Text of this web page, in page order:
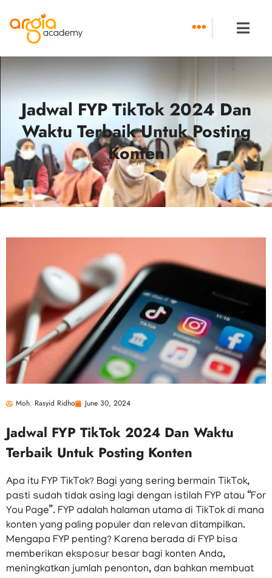
content
Jadwal FYP TikTok 2024 Dan
Waktu Terbaik Untuk Posting
Konten
Moh. Rasyid Ridho June 30, 2024
Jadwal FYP TikTok 2024 Dan Waktu
Terbaik Untuk Posting Konten
Apa itu FYP TikTok? Bagi yang sering bermain TikTok,
pasti sudah tidak asing lagi dengan istilah FYP atau “For
You Page”. FYP adalah halaman utama di TikTok di mana
konten yang paling populer dan relevan ditampilkan.
Mengapa FYP penting? Karena berada di FYP bisa
memberikan eksposur besar bagi konten Anda,
meningkatkan jumlah penonton, dan bahkan membuat